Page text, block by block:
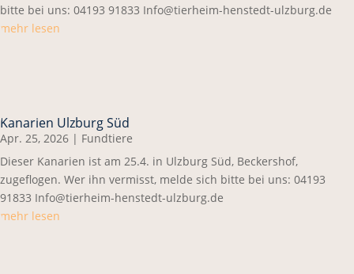
bitte bei uns: 04193 91833 Info@tierheim-henstedt-ulzburg.de
mehr lesen
Kanarien Ulzburg Süd
Apr. 25, 2026 | Fundtiere
Dieser Kanarien ist am 25.4. in Ulzburg Süd, Beckershof,
zugeflogen. Wer ihn vermisst, melde sich bitte bei uns: 04193
91833 Info@tierheim-henstedt-ulzburg.de
mehr lesen